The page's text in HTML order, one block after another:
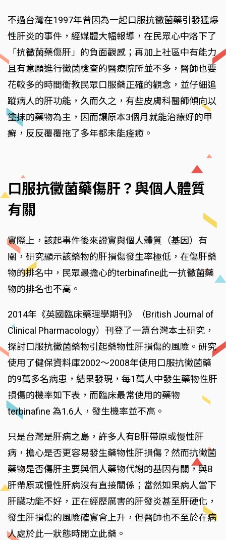
不過台灣在1997年曾因為一起口服抗黴菌藥引發猛爆
性肝炎的事件，經媒體大幅報導，在民眾心中烙下了
「抗黴菌藥傷肝」的負面觀感；再加上社區中有能力
且有意願進行黴菌檢查的醫療院所並不多，醫師也要
花較多的時間衛教民眾口服藥正確的觀念，並仔細追
蹤病人的肝功能，久而久之，有些皮膚科醫師傾向以
塗抹的藥物為主，因而讓原本3個月就能治療好的甲
癬，反反覆覆拖了多年都未能痊癒。
口服抗黴菌藥傷肝？與個人體質
有關
實際上，該起事件後來證實與個人體質（基因）有
關，研究顯示該藥物的肝損傷發生率極低，在傷肝藥
物的排名中，民眾最擔心的terbinafine此一抗黴菌藥
物的排名也不高。
2014年《英國臨床藥理學期刊》（British Journal of
Clinical Pharmacology）刊登了一篇台灣本土研究，
探討口服抗黴菌藥物引起藥物性肝損傷的風險。研究
使用了健保資料庫2002～2008年使用口服抗黴菌藥
的9萬多名病患，結果發現，每1萬人中發生藥物性肝
損傷的機率如下表，而臨床最常使用的藥物
terbinafine 為1.6人，發生機率並不高。
只是台灣是肝病之島，許多人有B肝帶原或慢性肝
病，擔心是否更容易發生藥物性肝損傷？然而抗黴菌
藥物是否傷肝主要與個人藥物代謝的基因有關，與B
肝帶原或慢性肝病沒有直接關係；當然如果病人當下
肝臟功能不好，正在經歷厲害的肝發炎甚至肝硬化，
發生肝損傷的風險確實會上升，但醫師也不至於在病
人處於此一狀態時開立此藥。